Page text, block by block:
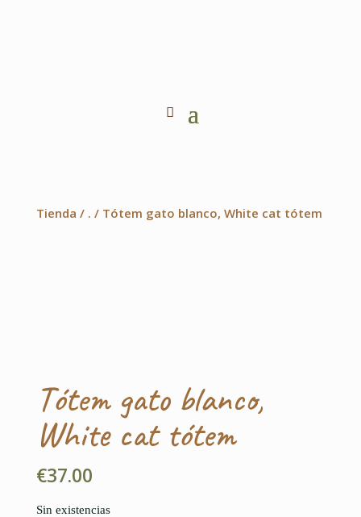
Tienda / . / Tótem gato blanco, White cat tótem
Tótem gato blanco,
White cat tótem
€37.00
Sin existencias